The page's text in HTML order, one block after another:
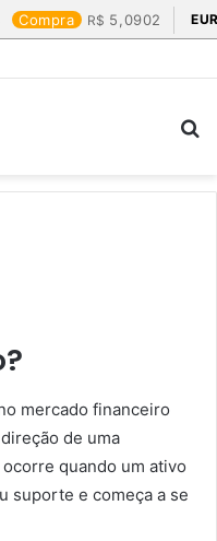
Compra 5,0902
valem a pena
mercado financeiro
de uma
quando um ativo
suporte e começa a se